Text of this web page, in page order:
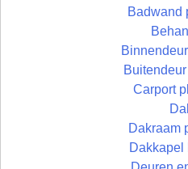
Badwand
Carport
Dakraam
Dakkapel